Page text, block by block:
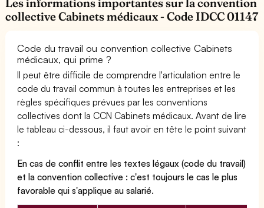
Les informations importantes sur la convention
collective Cabinets médicaux - Code IDCC 01147
Code du travail ou convention collective Cabinets
médicaux, qui prime ?
Il peut être difficile de comprendre l'articulation entre le
code du travail commun à toutes les entreprises et les
règles spécifiques prévues par les conventions
collectives dont la CCN Cabinets médicaux. Avant de lire
le tableau ci-dessous, il faut avoir en tête le point suivant
:
En cas de conflit entre les textes légaux (code du travail)
et la convention collective : c'est toujours le cas le plus
favorable qui s'applique au salarié.